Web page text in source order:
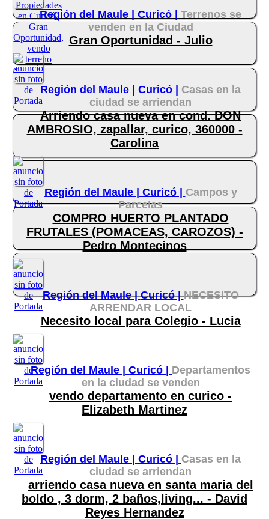
Región del Maule | Curicó | Terrenos se
venden en la Ciudad
Gran Oportunidad - Julio
Región del Maule | Curicó | Casas en la
ciudad se arriendan
Arriendo casa nueva en cond. DON
AMBROSIO, zapallar, curico, 360000 -
Carolina
Región del Maule | Curicó | Campos y
Parcelas
COMPRO HUERTO PLANTADO
FRUTALES (POMACEAS, CAROZOS) -
Pedro Montecinos
Región del Maule |Curicó |NECESITO
ARRENDAR LOCAL
Necesito local para Colegio - Lucia
Región del Maule | Curicó | Departamentos
en la ciudad se venden
vendo departamento en curico -
Elizabeth Martinez
Región del Maule | Curicó | Casas en la
ciudad se arriendan
arriendo casa nueva en santa maria del
boldo , 3 dorm, 2 baños,living... - David
Reyes Hernandez